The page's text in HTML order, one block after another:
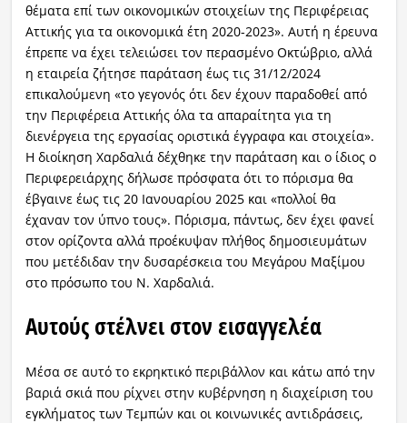
θέματα επί των οικονομικών στοιχείων της Περιφέρειας
Αττικής για τα οικονομικά έτη 2020-2023». Αυτή η έρευνα
έπρεπε να έχει τελειώσει τον περασμένο Οκτώβριο, αλλά
η εταιρεία ζήτησε παράταση έως τις 31/12/2024
επικαλούμενη «το γεγονός ότι δεν έχουν παραδοθεί από
την Περιφέρεια Αττικής όλα τα απαραίτητα για τη
διενέργεια της εργασίας οριστικά έγγραφα και στοιχεία».
Η διοίκηση Χαρδαλιά δέχθηκε την παράταση και ο ίδιος ο
Περιφερειάρχης δήλωσε πρόσφατα ότι το πόρισμα θα
έβγαινε έως τις 20 Ιανουαρίου 2025 και «πολλοί θα
έχαναν τον ύπνο τους». Πόρισμα, πάντως, δεν έχει φανεί
στον ορίζοντα αλλά προέκυψαν πλήθος δημοσιευμάτων
που μετέδιδαν την δυσαρέσκεια του Μεγάρου Μαξίμου
στο πρόσωπο του Ν. Χαρδαλιά.
Αυτούς στέλνει στον εισαγγελέα
Μέσα σε αυτό το εκρηκτικό περιβάλλον και κάτω από την
βαριά σκιά που ρίχνει στην κυβέρνηση η διαχείριση του
εγκλήματος των Τεμπών και οι κοινωνικές αντιδράσεις,